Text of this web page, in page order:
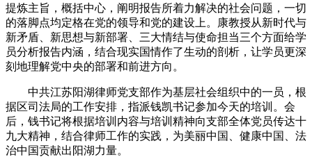
提炼主旨，概括中心，阐明报告所着力解决的社会问题，一切
的落脚点均定格在党的领导和党的建设上。康教授从新时代与
新矛盾、新思想与新部署、三大情结与使命担当三个方面给学
员分析报告内涵，结合现实国情作了生动的剖析，让学员更深
刻地理解党中央的部署和前进方向。
中共江苏阳湖律师党支部作为基层社会组织中的一员，根
据区司法局的工作安排，指派钱凯书记参加今天的培训。会
后，钱书记将根据培训内容与培训精神向支部全体党员传达十
九大精神，结合律师工作的实践，为美丽中国、健康中国、法
治中国贡献出阳湖力量。